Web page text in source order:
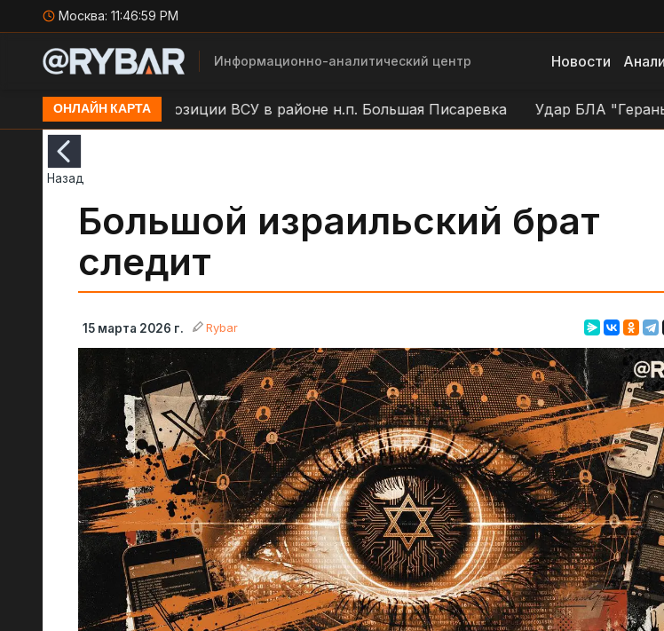
Москва: 11:47:00 PM
Информационно-аналитический центр Новости
ОНЛАЙН КАРТА
Удар БЛА по позиции ВСУ в районе н.п. Большая Писаревка Удар БЛА "Герань/
Назад
Большой израильский брат
следит
15 марта 2026 г. Rybar